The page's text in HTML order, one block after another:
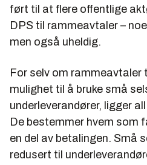
ført til at flere offentlige
DPS til rammeavtaler –
men også uheldig.
For selv om rammeavtaler
mulighet til å bruke små
underleverandører, ligger
De bestemmer hvem som
en del av betalingen. Små
redusert til